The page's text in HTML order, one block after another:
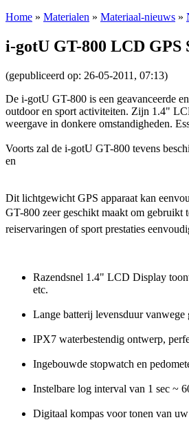
Home » Materialen » Materiaal-nieuws »
i-gotU GT-800 LCD GPS
(gepubliceerd op: 26-05-2011, 07:13)
De i-gotU GT-800 is een geavanceerde
outdoor en sport activiteiten. Zijn 1.4"
weergave in donkere omstandigheden.
Voorts zal de i-gotU GT-800 tevens
en
Dit lichtgewicht GPS apparaat kan
GT-800 zeer geschikt maakt om gebruikt
reiservaringen of sport prestaties
Razendsnel 1.4" LCD Display
etc.
Lange batterij levensduur vanwege
IPX7 waterbestendig ontwerp,
Ingebouwde stopwatch en
Instelbare log interval van 1 sec ~
Digitaal kompas voor tonen van